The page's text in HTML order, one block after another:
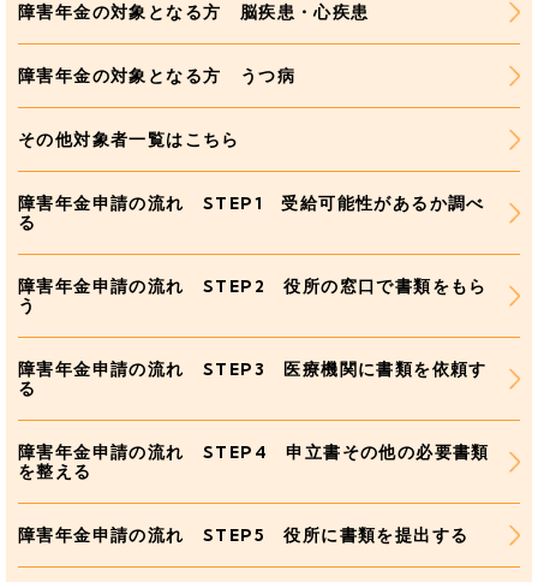
障害年金の対象となる方 脳疾患・心疾患
障害年金の対象となる方 うつ病
その他対象者一覧はこちら
障害年金申請の流れ STEP1 受給可能性があるか調べ
る
障害年金申請の流れ STEP2 役所の窓口で書類をもら
う
障害年金申請の流れ STEP3 医療機関に書類を依頼す
る
障害年金申請の流れ STEP4 申立書その他の必要書類
を整える
障害年金申請の流れ STEP5 役所に書類を提出する